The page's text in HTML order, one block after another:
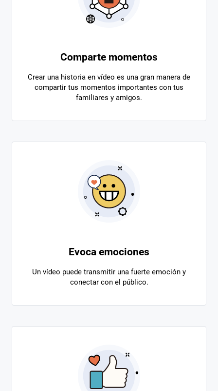
Comparte momentos
Crear una historia en vídeo es una gran manera de
compartir tus momentos importantes con tus
familiares y amigos.
Evoca emociones
Un vídeo puede transmitir una fuerte emoción y
conectar con el público.